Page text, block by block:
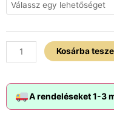
x
Hegyikristály
karkötő
mennyiség
Kosárba
A rendeléseket 1-3